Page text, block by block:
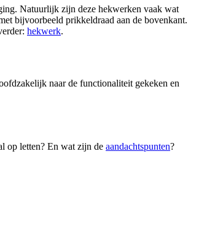
Natuurlijk zijn deze hekwerken vaak wat
bijvoorbeeld prikkeldraad aan de bovenkant.
hekwerk.
naar de functionaliteit gekeken en
op letten? En wat zijn de aandachtspunten?